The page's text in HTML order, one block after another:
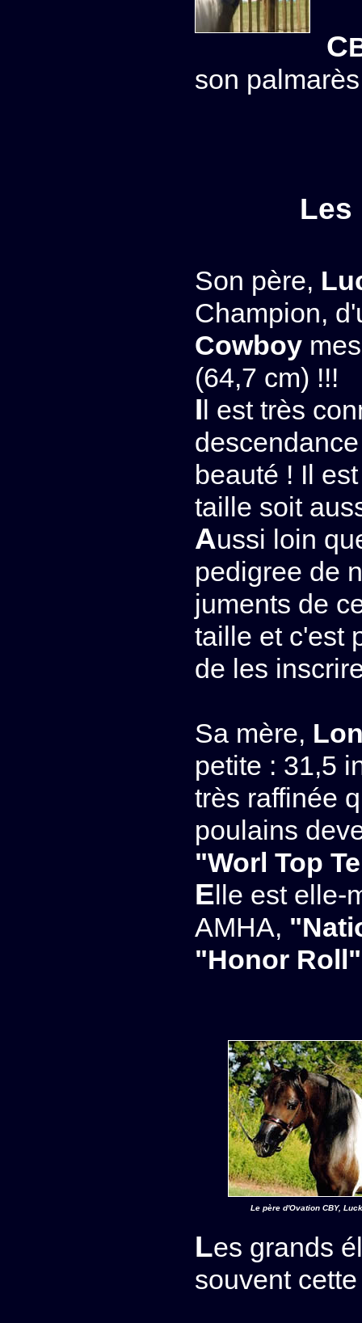
son
Les
Son père,
Champion,
Cowboy
(64,7 cm) !!!
Il est très connu aux USA pour transmettre à sa
beauté ! Il
taille soit
Aussi loin que l'on puisse remonter dans le
pedigree de
juments de
taille et c'est
de les
Sa mère,
petite : 31,5
très raffinée
poulains
"Worl Top
Elle est elle-même très primée en shows :
AMHA,
"Honor Roll"
Le père d'Ovation CBY,
Les grands éleveurs américains ajoutent
souvent